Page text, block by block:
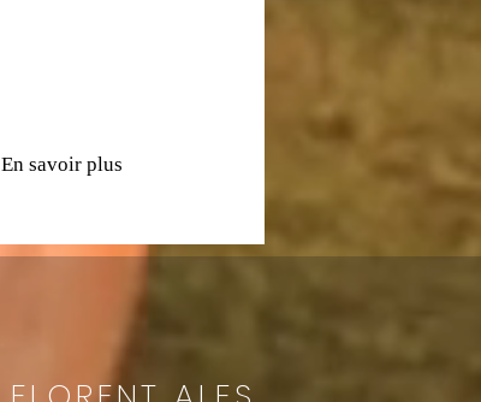
En savoir plus